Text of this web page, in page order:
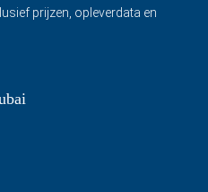
prijzen, opleverdata en